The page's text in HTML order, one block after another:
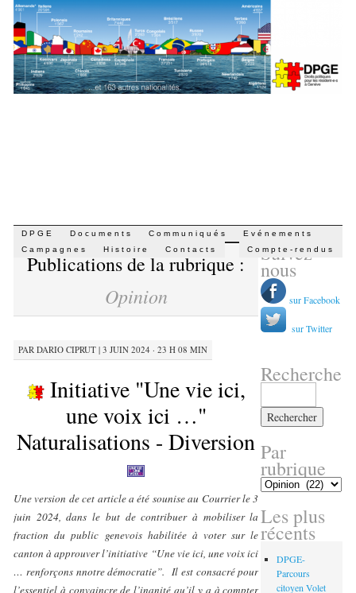
Aller
au
contenu
DPGE Documents Communiqués
Evénements
Campagnes
Histoire Contacts Compte-rendus
Publications de la rubrique :
Opinion
PAR DARIO CIPRUT |3 JUIN 2024 · 23 H 08 MIN
Initiative "Une vie ici,
une voix ici …"
Naturalisations - Diversion
Une version de cet article a été sounise au Courrier le 3
juin 2024, dans le but de contribuer à mobiliser la
fraction du public genevois habilitée à voter sur le
canton à approuver l’initiative “Une vie ici, une voix ici
… renforçons nnotre démocratie”. Il est consacré pour
l’essentiel à convaincre de l’inanité qu’il y a à compter
Suivez-
nous
sur Facebook
sur Twitter
Recherche
Par
rubrique
Par
Les plus
récents
DPGE-
Parcours
citoyen Volet